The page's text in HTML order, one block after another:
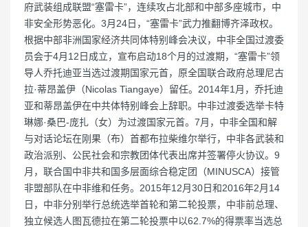
府武装组成联盟“塞雷卡”，连续攻占北部和中部多座城市，中
非安全形势恶化。3月24日，“塞雷卡”武力推翻博齐泽政权。
根据中部非洲国家经济共同体特别峰会决议，中非全国过渡委
员会于4月12日成立，宣布启动18个月的过渡期，“塞雷卡”领
导人乔托迪亚当选过渡期国家元首，原全国联合政府总理尼古
拉·蒂昂盖伊（Nicolas Tiangaye）留任。2014年1月，乔托迪
亚和蒂昂盖伊在中共体特别峰会上辞职。中非过渡委选举卡特
琳娜·桑巴-庞扎（女）为过渡国家元首。7月，中非全国和解
与对话论坛在刚果（布）首都布拉柴维尔举行，中非各武装和
政治派别、公民社会和宗教团体代表出席并签署停火协议。9
月，联合国中非共和国多层面综合稳定团（MINUSCA）接管
非盟部队在中非维和任务。2015年12月30日和2016年2月14
日，中非分别举行总统选举首轮和第二轮投票，中非前总理、
独立候选人图瓦德拉在第二轮投票中以62.7%的得票率当选总